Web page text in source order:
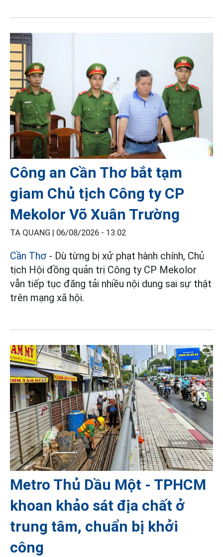
Công an Cần Thơ bắt tạm
giam Chủ tịch Công ty CP
Mekolor Võ Xuân Trường
TẠ QUANG | 06/08/2026 - 13:02
Cần Thơ - Dù từng bị xử phạt hành chính, Chủ
tịch Hội đồng quản trị Công ty CP Mekolor
vẫn tiếp tục đăng tải nhiều nội dung sai sự thật
trên mạng xã hội.
Metro Thủ Dầu Một - TPHCM
khoan khảo sát địa chất ở
trung tâm, chuẩn bị khởi
công